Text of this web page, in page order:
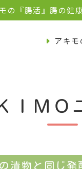
の『腸活』腸の健
アキ
ＩＭＯ
漬物と同じ